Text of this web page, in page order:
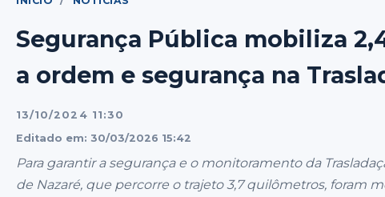
Segurança Pública mobiliza
a ordem e segurança na
13/10/2024 11:30
Editado em: 30/03/2026 15:42
Para garantir a segurança e o monitoramento da
de Nazaré, que percorre o trajeto 3,7 quilômetros, foram